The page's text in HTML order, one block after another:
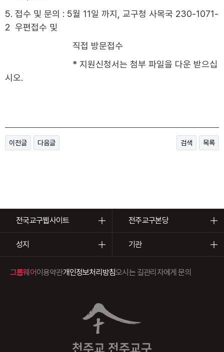
5. 접수 및 문의 : 5월 11일 까지, 교구청 사목국 230-1071-
2 우편접수 및
직접 방문접수
* 지원신청서는 첨부 파일을 다운 받으십
시오.
이전글 다음글 검색 목록
전국교구웹사이트 전주교구본당
성지 기관
천주교 전주교구
그룹웨어이용약관개인정보처리방침오시는 길관리자에게 문의